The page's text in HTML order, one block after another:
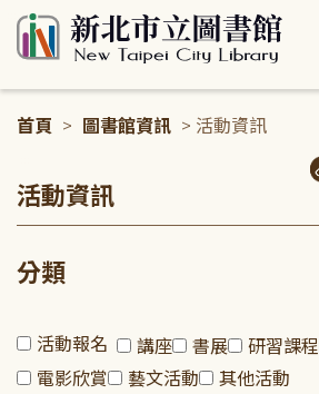
首頁 > 圖書館資訊 > 活動資訊
活動資訊
分類
活動報名 講座 書展 研習課程
電影欣賞
藝文活動 其他活動